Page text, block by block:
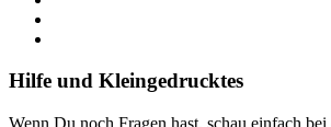
Hilfe und Kleingedrucktes